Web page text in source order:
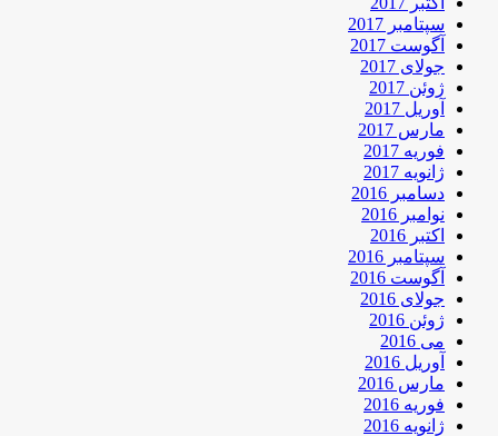
سپتامبر 2017
آگوست 2017
جولای 2017
ژوئن 2017
آوریل 2017
مارس 2017
فوریه 2017
ژانویه 2017
دسامبر 2016
نوامبر 2016
اکتبر 2016
سپتامبر 2016
آگوست 2016
جولای 2016
ژوئن 2016
می 2016
آوریل 2016
مارس 2016
فوریه 2016
ژانویه 2016